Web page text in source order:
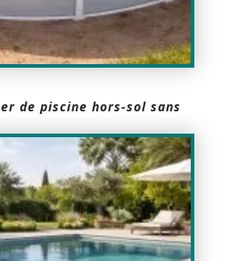
de piscine hors-sol sans